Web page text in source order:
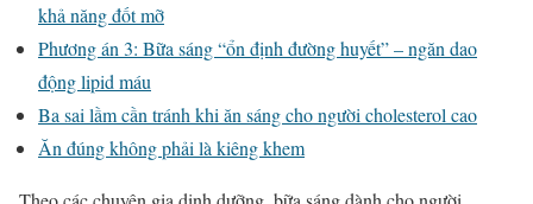
khả năng đốt mỡ
Phương án 3: Bữa sáng “ổn định đường huyết” – ngăn dao
động lipid máu
Ba sai lầm cần tránh khi ăn sáng cho người cholesterol cao
Ăn đúng không phải là kiêng khem